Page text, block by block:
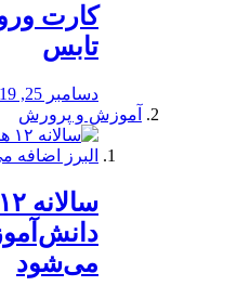
کارت
تابس
دسامبر 25, 2019
آموزش و پرورش
می‌شود